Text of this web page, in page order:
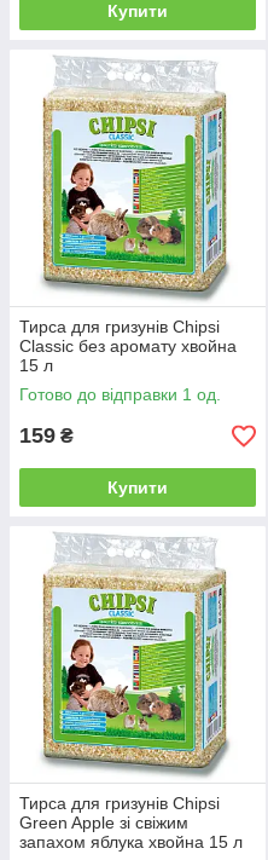
Купити
Тирса для гризунів Chipsi
Classic без аромату хвойна
15 л
Готово до відправки 1 од.
159 ₴
Купити
Тирса для гризунів Chipsi
Green Apple зі свіжим
запахом яблука хвойна 15 л